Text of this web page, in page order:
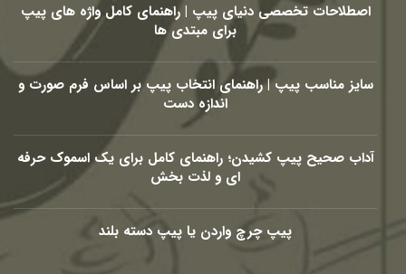
اصطلاحات تخصصی دنیای پیپ | راهنمای کامل واژه های پیپ
برای مبتدی ها
سایز مناسب پیپ | راهنمای انتخاب پیپ بر اساس فرم صورت و
اندازه دست
آداب صحیح پیپ کشیدن؛ راهنمای کامل برای یک اسموک حرفه
ای و لذت بخش
پیپ چرچ واردن یا پیپ دسته بلند